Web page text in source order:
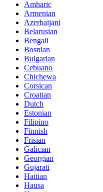
Amharic
Armenian
Azerbaijani
Belarusian
Bengali
Bosnian
Bulgarian
Cebuano
Chichewa
Corsican
Croatian
Dutch
Estonian
Filipino
Finnish
Frisian
Galician
Georgian
Gujarati
Haitian
Hausa